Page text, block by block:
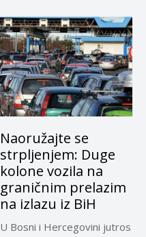
Naoružajte se
strpljenjem: Duge
kolone vozila na
graničnim prelazim
na izlazu iz BiH
U Bosni i Hercegovini jutros